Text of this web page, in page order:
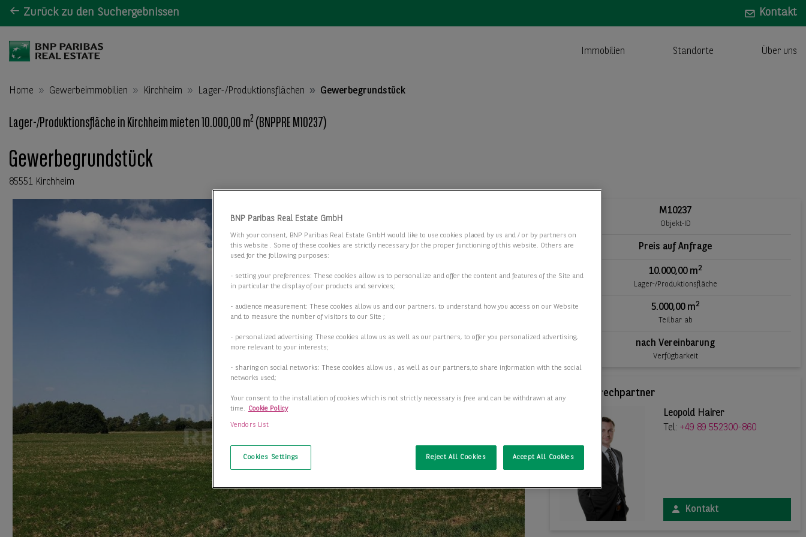
Zurück zu den Suchergebnissen Kontakt
Immobilien Standorte Über uns
Home Gewerbeimmobilien Kirchheim Lager-/Produktionsflächen Gewerbegrundstück
Lager-/Produktionsfläche in Kirchheim mieten 10.000,00 m2 (BNPPRE M10237)
Gewerbegrundstück
85551 Kirchheim
M10237
Objekt-ID
Preis auf Anfrage
10.000,00 m2
Lager-/Produktionsfläche
5.000,00 m2
Teilbar ab
nach Vereinbarung
Verfügbarkeit
Ihr Ansprechpartner
Leopold Hairer
Tel: +49 89 552300-860
Kontakt
BNP Paribas Real Estate GmbH
With your consent, BNP Paribas Real Estate GmbH would like to use cookies placed by us and / or by partners on
this website . Some of these cookies are strictly necessary for the proper functioning of this website. Others are
used for the following purposes:
- setting your preferences: These cookies allow us to personalize and offer the content and features of the Site and
in particular the display of our products and services;
- audience measurement: These cookies allow us and our partners, to understand how you access on our Website
and to measure the number of visitors to our Site ;
- personalized advertising: These cookies allow us as well as our partners, to offer you personalized advertising,
more relevant to your interests;
- sharing on social networks: These cookies allow us , as well as our partners,to share information with the social
networks used;
Your consent to the installation of cookies which is not strictly necessary is free and can be withdrawn at any
time. Cookie Policy
Vendors List
Cookies Settings Reject All Cookies Accept All Cookies